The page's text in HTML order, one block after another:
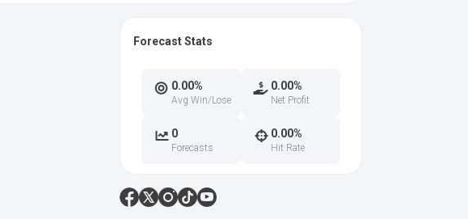
Forecast Stats
0.00%
Avg Win/Lose
0.00%
Net Profit
0
Forecasts
0.00%
Hit Rate